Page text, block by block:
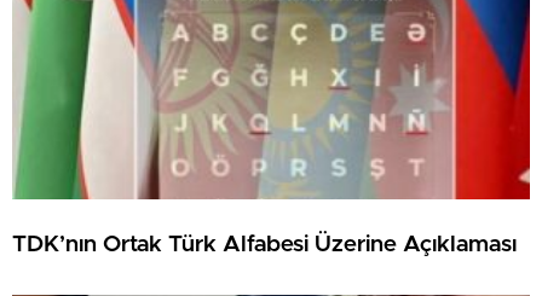
TDK’nın Ortak Türk Alfabesi Üzerine Açıklaması